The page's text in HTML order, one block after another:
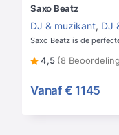
Saxo Beatz
DJ & muzikant, DJ
Saxo Beatz is de
4,5 (8
Vanaf € 1145